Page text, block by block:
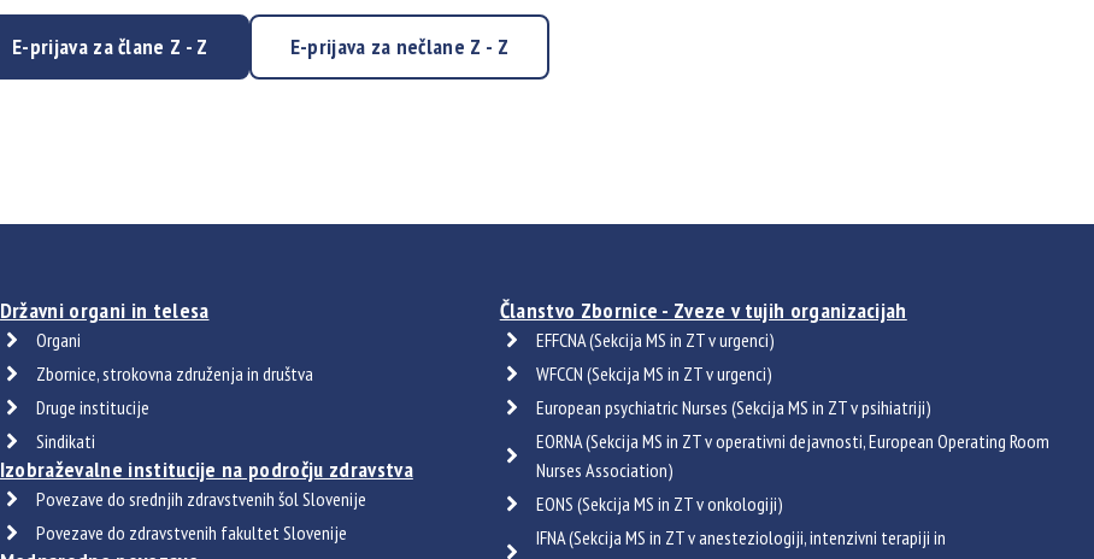
E-prijava za člane Z - Z E-prijava za nečlane Z - Z
Državni organi in telesa
Organi
Zbornice, strokovna združenja in društva
Druge institucije
Sindikati
Izobraževalne institucije na področju zdravstva
Povezave do srednjih zdravstvenih šol Slovenije
Povezave do zdravstvenih fakultet Slovenije
Članstvo Zbornice - Zveze v tujih organizacijah
EFFCNA (Sekcija MS in ZT v urgenci)
WFCCN (Sekcija MS in ZT v urgenci)
European psychiatric Nurses (Sekcija MS in ZT v psihiatriji)
EORNA (Sekcija MS in ZT v operativni dejavnosti, European Operating Room
Nurses Association)
EONS (Sekcija MS in ZT v onkologiji)
IFNA (Sekcija MS in ZT v anesteziologiji, intenzivni terapiji in